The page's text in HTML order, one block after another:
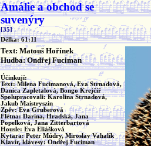
Amálie a obchod se
suvenýry
[35]
Délka: 61:11
Text: Matouš Hořínek
Hudba: Ondřej Fuciman
Účinkují:
Text: Milena Fucimanová, Eva Strnadová,
Danica Zapletalová, Bongo Krejčíř
Spolupracovali: Karolina Strnadová,
Jakub Maistryszin
Zpěv: Eva Gruberová
Flétna: Darina, Hradská, Jana
Popelková, Jana Zitterbartová
Housle: Eva Eliášková
Kytara: Peter Múdry, Miroslav Vahalík
Klavír, klávesy: Ondřej Fuciman